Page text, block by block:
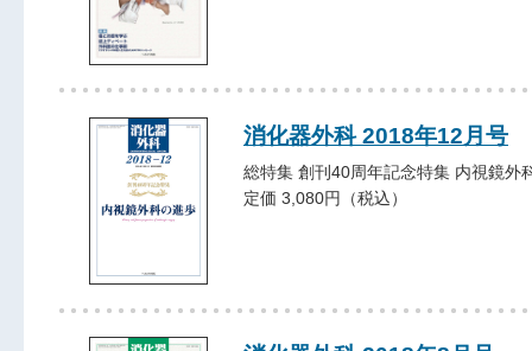
消化器外科 2018年12月号
総特集 創刊40周年記念特集 内視鏡外
定価 3,080円（税込）